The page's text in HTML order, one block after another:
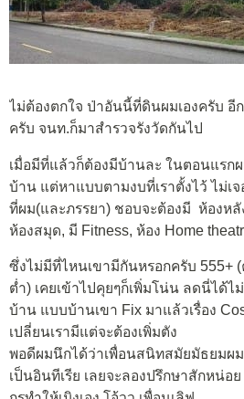
ไม่ต้องตกใจ ป่าอันนี้ที่ดินผมเองครับ อี
ครับ จนท.ก็มาสำรวจรังวัดกันไป
เมื่อมีที่แล้วก็ต้องมีบ้านละ ในตอนแรก
บ้าน แต่หาแบบตามงบที่เราตั้งไว้ ไม่เ
ที่ผม(และภรรยา) ชอบจะต้องมี ห้องห
ห้องสมุด, มี Fitness, ห้อง Home
ซึ่งไม่มีที่ไหนเขามีกันหรอกครับ 555+
ต่ำ) เคยเข้าไปคุยๆก็เพิ่มโน่น ลดนี่ได้ไ
บ้าน แบบบ้านเขา Fix มาแล้วเรื่อง
เปลี่ยนเรามีแต่จะต้องเพิ่มตัง
พอดีผมนึกได้ว่าเพื่อนสนิทสมัยมัธยมผม
เป็นอินทีเรีย เลยจะลองปรึกษาสักหน่อ